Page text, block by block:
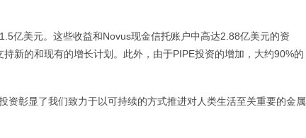
亿美元。这些收益和Novus现金信托账户中高达2.88亿美元的资
新的和现有的增长计划。此外，由于PIPE投资的增加，大约90%的
资彰显了我们致力于以可持续的方式推进对人类生活至关重要的金属